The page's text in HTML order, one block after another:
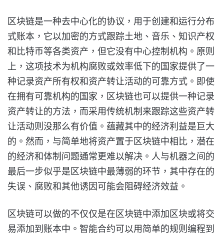
区块链是一种去中心化的协议，用于创建和运行分布
式账本，它以加密的方式跟踪土地、音乐、知识产权
和比特币等各类资产，但它没有中心控制机构。原则
上，这项技术为机构腐败或效率低下的国家提供了一
种记录资产所有权和资产转让活动的可靠方式。即使
在拥有可靠机构的国家，区块链也可以提供一种记录
资产转让的方法，而采用传统机制来跟踪这些资产转
让活动则没那么有价值。蕴藏其中的经济利益是巨大
的。然而，与简单地将资产置于区块链中相比，潜在
的经济和体制问题通常更难以解决。人与机器之间的
最后一步似乎是区块链中最薄弱的环节，其中存在的
失误、腐败和其他诱因可能会阻碍经济效益。
区块链可以做的不仅仅是在区块链中添加区块或将交
易添加到账本中。智能合约可以用简单的规则编程到